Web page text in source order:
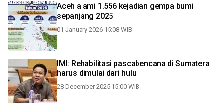
Aceh alami 1.556 kejadian gempa bumi
sepanjang 2025
01 January 2026 15:08 WIB
IMI: Rehabilitasi pascabencana di Sumatera
harus dimulai dari hulu
28 December 2025 15:00 WIB